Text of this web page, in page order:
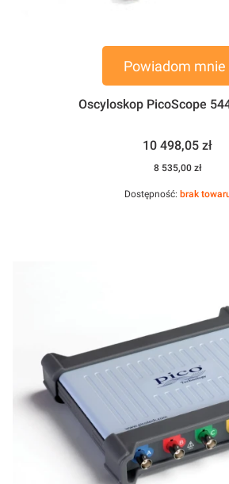
Powiadom
Oscyloskop PicoScope
Cena
10 498,05 zł
Cena
8 535,00 zł
Dostępność: brak